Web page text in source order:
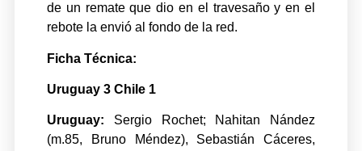
de un remate que dio en el travesaño y en el
rebote la envió al fondo de la red.
Ficha Técnica:
Uruguay 3 Chile 1
Uruguay: Sergio Rochet; Nahitan Nández
(m.85, Bruno Méndez), Sebastián Cáceres,